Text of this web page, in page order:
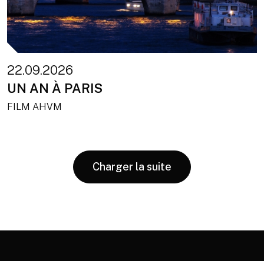
22.09.2026
UN AN À PARIS
FILM AHVM
Charger la suite